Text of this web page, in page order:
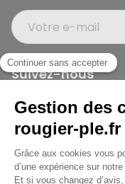
Votre e-mail
Suivez-nous
Rougier et Plé 2024